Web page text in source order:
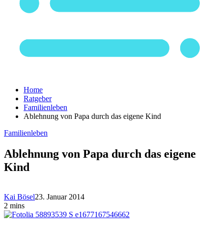
Home
Ratgeber
Familienleben
Ablehnung von Papa durch das eigene Kind
Familienleben
Ablehnung von Papa durch das eigene
Kind
Kai Bösel23. Januar 2014
2 mins